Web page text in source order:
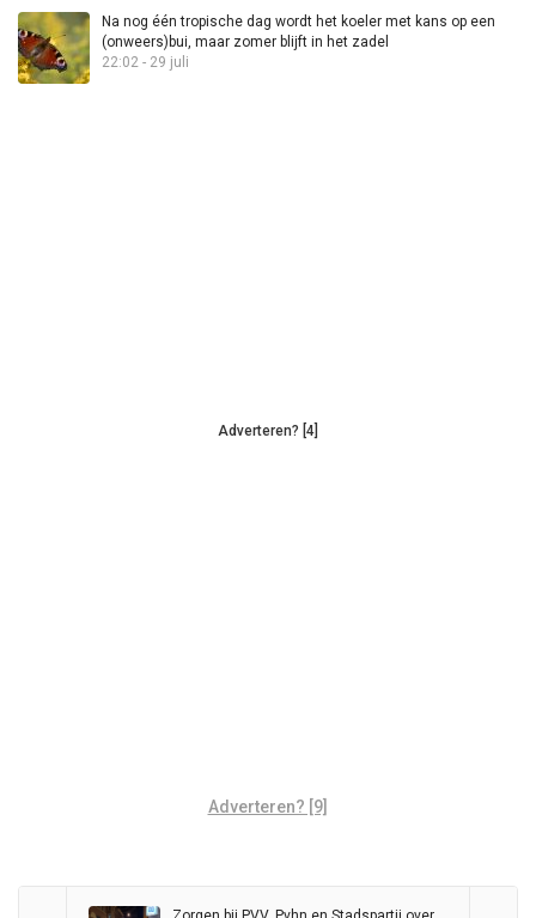
Na nog één tropische dag wordt het koeler met kans op een
(onweers)bui, maar zomer blijft in het zadel
22:02 - 29 juli
Adverteren? [4]
Adverteren? [9]